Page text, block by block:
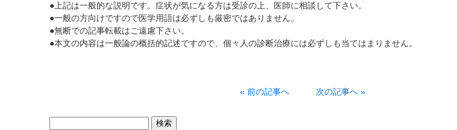
●上記は一般的な説明です。症状が気になる方は受診の上、医師に相談して下さい。
●一般の方向けですので医学用語は必ずしも厳密ではありません。
●無断での記事転載はご遠慮下さい。
●本文の内容は一般論の概括的記述ですので、個々人の診断治療には必ずしも当てはまりません。
« 前の記事へ 次の記事へ »